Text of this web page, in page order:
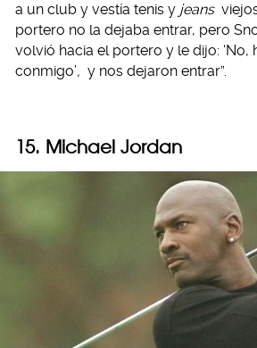
a un club y vestía tenis y jeans
portero no la dejaba entrar, pero
volvió hacia el portero y le dijo: ‘No,
conmigo’, y nos dejaron entrar”.
15. Michael Jordan